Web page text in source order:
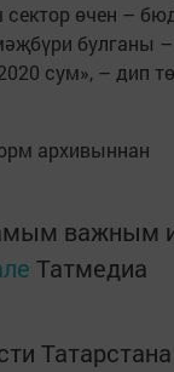
өчен –
булганы
сум», – дип
архивыннан
важным
Татмедиа